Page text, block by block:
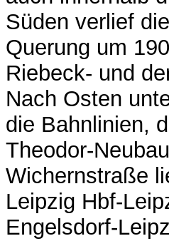
Süden verlief
Querung um
Riebeck- und
Nach Osten
die Bahnlinien,
Theodor-
Wichernstraße
Leipzig Hbf-
Engelsdorf-